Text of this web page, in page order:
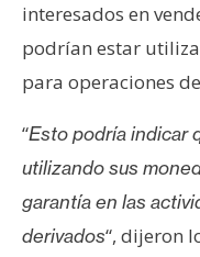
R
e
c
r
s
o
interesados en
podrían estar
para operaciones
“Esto podría indicar
utilizando sus
garantía en las
derivados“, dijeron